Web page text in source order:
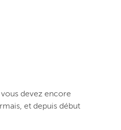
devez encore
et depuis début